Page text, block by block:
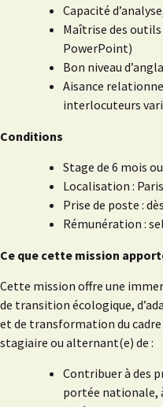
Capacité
Maîtrise des
PowerPoint)
Bon niveau
Aisance
interlocuteurs
Conditions
Stage de 6 mois
Localisation :
Prise de poste :
Rémunération :
Ce que cette mission
Cette mission offre une
de transition écologique,
et de transformation du
stagiaire ou alternant(e) de :
Contribuer à des
portée nationale,